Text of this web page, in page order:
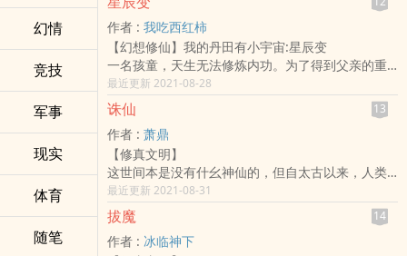
幻情
竞技
军事
现实
体育
随笔
玄也，意指不可知的地方。
无尽天骄崛起，一剑败尽英雄。
不愿逐流从庸众，只求仰首见苍穹。
此心本天生！
作者 : 我吃西红柿
【幻想修仙】我的丹田有小宇宙:星辰变
一名孩童，天生无法修炼内功。为了得到父亲的重
视关注，他毅然选择了修炼痛苦艰难的外功。春去
秋来，时光如梭，这个孩童长大了……变成了一名青
年，真正改变他的命运，是一颗流星化作的神秘晶
石——流星泪。这颗流星泪在青年无所觉中，融入
了青年的体内，青年他也仿佛破茧化蝶一般蜕变……
而随之而来的，一切都发生了变化。而他的父亲也
终于知道了他从来没有真正倾注心力的儿子的惊人
实力……
最近更新 2021-08-28
诛仙 13
作者 : 萧鼎
【修真文明】
这世间本是没有什幺神仙的，但自太古以来，人类
眼见周遭世界，诸般奇异之事，电闪雷鸣，狂风暴
雨，又有天灾人祸，伤亡无数，哀鸿遍野，决非人
力所能为，所能抵挡。遂以为九天之上，有诸般神
灵，九幽之下，亦是阴魂归处，阎罗殿堂。于是神
最近更新 2021-08-31
拔魔 14
作者 : 冰临神下